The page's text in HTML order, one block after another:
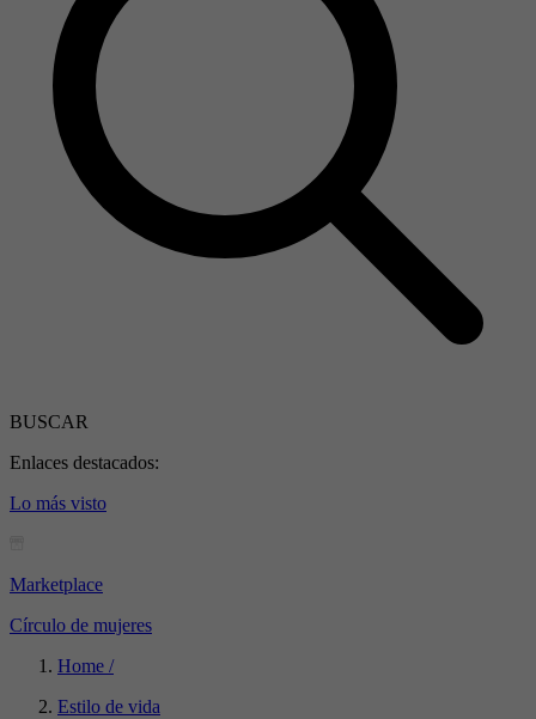
BUSCAR
Enlaces destacados:
Lo más visto
Marketplace
Círculo de mujeres
Home /
Estilo de vida